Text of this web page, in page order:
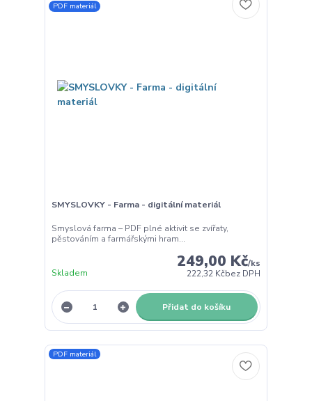
PDF materiál
SMYSLOVKY - Farma - digitální materiál
Smyslová farma – PDF plné aktivit se zvířaty,
pěstováním a farmářskými hram...
249,00 Kč/ks
222,32 Kčbez DPH
Skladem
Přidat do košíku
PDF materiál